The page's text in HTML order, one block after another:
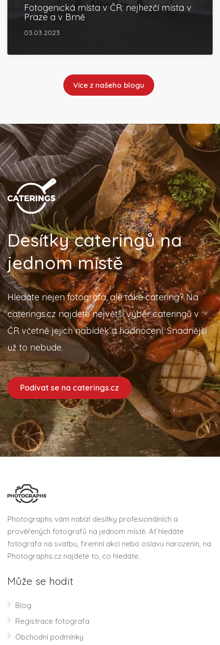
Fotogenická místa v ČR: nejhezčí místa v
Praze a v Brně
03.03.2023
Více z našeho blogu
Desítky cateringů na
jednom místě
Hledáte nejen fotografa, ale také catering? Na
caterings.cz najdete největší výběr cateringů v
ČR včetně jejich nabídek a hodnocení. Snadnější
už to nebude.
Podívat se na caterings.cz
Photographs vám nabízí desítky profesionálních a
prověřených fotografů na jednom místě. Ať hledáte
fotografa na svatbu, firemní akci nebo oslavu narozenin, na
Photographs.cz najdete to, co hledáte.
Může se hodit
Blog
Registrace fotografa
Obchodní podmínky